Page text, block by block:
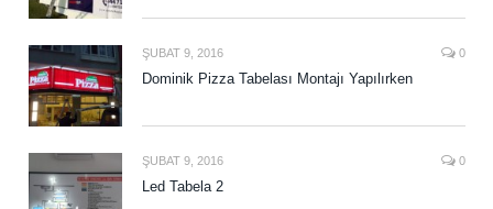
ŞUBAT 9, 2016 0
Dominik Pizza Tabelası Montajı Yapılırken
ŞUBAT 9, 2016 0
Led Tabela 2